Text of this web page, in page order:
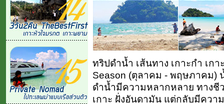
ทริปดำน้ำ เส้นทาง เกาะกำ เก
Season (ตุลาคม - พฤษภาคม)
ดำน้ำมีความหลากหลาย ทางชี
เกาะ ฝั่งอันดามัน แต่กลับมีควา